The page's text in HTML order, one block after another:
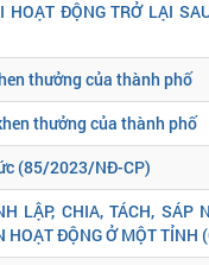
HOẠT ĐỘNG TRỞ LẠI
thưởng của thành phố
thưởng của thành phố
(85/2023/NĐ-CP)
LẬP, CHIA, TÁCH, SÁP
HOẠT ĐỘNG Ở MỘT TỈNH